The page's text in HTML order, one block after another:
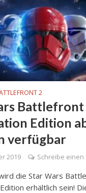
2
Battlefront
Edition
verfügbar
2019 Schreibe einen
die Star Wars
erhältlich sein!